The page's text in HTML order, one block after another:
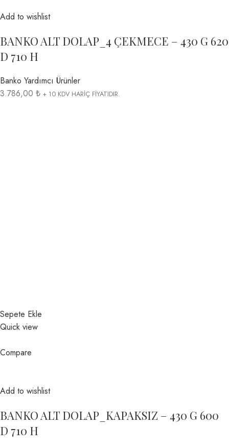
Add to wishlist
BANKO ALT DOLAP_4 ÇEKMECE – 430 G 620
D 710 H
Banko Yardımcı Ürünler
3.786,00 ₺ + 10 KDV HARİÇ FİYATIDIR.
Sepete Ekle
Quick view
Compare
Add to wishlist
BANKO ALT DOLAP_KAPAKSIZ – 430 G 600
D 710 H